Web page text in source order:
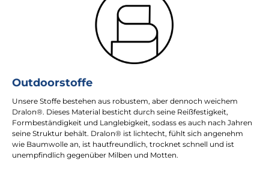
Outdoorstoffe
Unsere Stoffe bestehen aus robustem, aber dennoch weichem
Dralon®. Dieses Material besticht durch seine Reißfestigkeit,
Formbeständigkeit und Langlebigkeit, sodass es auch nach Jahren
seine Struktur behält. Dralon® ist lichtecht, fühlt sich angenehm
wie Baumwolle an, ist hautfreundlich, trocknet schnell und ist
unempfindlich gegenüber Milben und Motten.